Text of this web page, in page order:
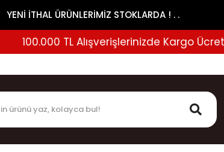
YENİ İTHAL ÜRÜNLERİMİZ STOKLARDA ! . .
100.000 TL Alışverişlerinizde Kargo Ücretsiz!